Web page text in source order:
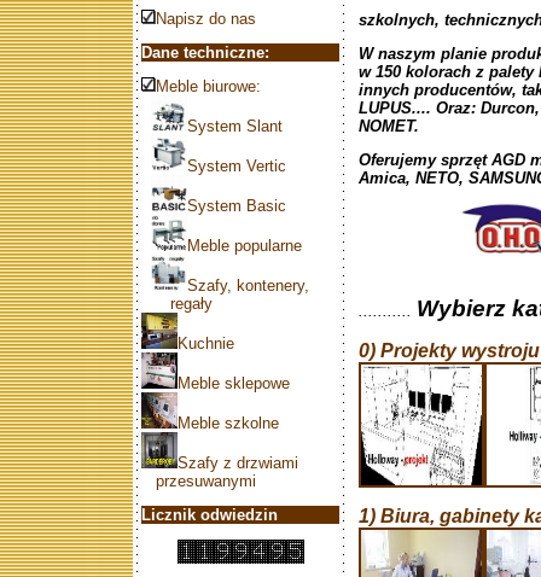
Napisz do nas
Dane techniczne:
Meble biurowe:
System Slant
System Vertic
System Basic
Meble popularne
Szafy, kontenery,
regały
Kuchnie
Meble sklepowe
Meble szkolne
Szafy z drzwiami
przesuwanymi
Licznik odwiedzin
szkolnych,
W naszym planie
w 150 kolorach z palety
innych producentów,
LUPUS.... Oraz:
NOMET.
Oferujemy sprzęt AGD
Amica, NETO,
........... Wybierz
0) Projekty
1) Biura, gabinety